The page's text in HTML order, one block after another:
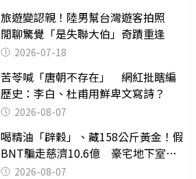
旅遊變認親！陸男幫台灣遊客拍照
閒聊驚覺「是失聯大伯」奇蹟重逢
2026-07-18
苦苓喊「唐朝不存在」 網紅批瞎編
歷史：李白、杜甫用鮮卑文寫詩？
2026-08-07
喝精油「辟穀」、藏158公斤黃金！假
BNT騙走慈濟10.6億 豪宅地下室竟
挖出乾鮑金庫
2026-08-07